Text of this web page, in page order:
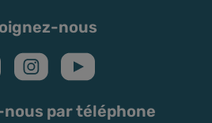
nous
par téléphone